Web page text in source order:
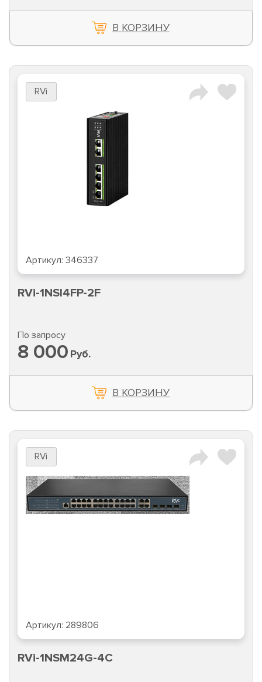
В КОРЗИНУ
RVi
Артикул: 346337
RVi-1NSI4FP-2F
По запросу
8 000 Руб.
В КОРЗИНУ
RVi
Артикул: 289806
RVi-1NSM24G-4C